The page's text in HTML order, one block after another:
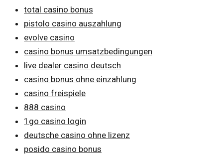
total casino bonus
pistolo casino auszahlung
evolve casino
casino bonus umsatzbedingungen
live dealer casino deutsch
casino bonus ohne einzahlung
casino freispiele
888 casino
1go casino login
deutsche casino ohne lizenz
posido casino bonus